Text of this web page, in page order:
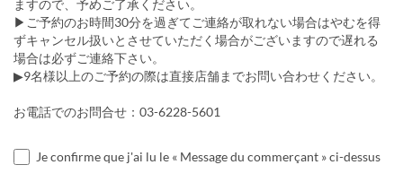
ますので、予めご了承ください。
▶ご予約のお時間30分を過ぎてご連絡が取れない場合はやむを得
ずキャンセル扱いとさせていただく場合がございますので遅れる
場合は必ずご連絡下さい。
▶9名様以上のご予約の際は直接店舗までお問い合わせください。
お電話でのお問合せ：03-6228-5601
Je confirme que j'ai lu le « Message du commerçant » ci-dessus